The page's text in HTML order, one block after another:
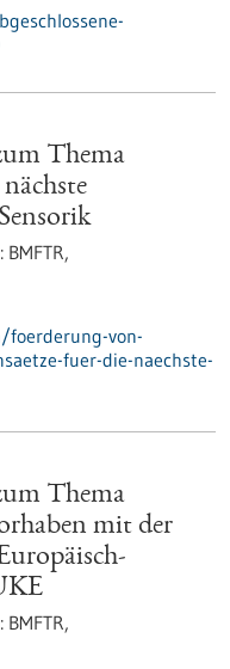
Thema
BMFTR,
von-
fuer-die-naechste-
Thema
mit der
BMFTR,